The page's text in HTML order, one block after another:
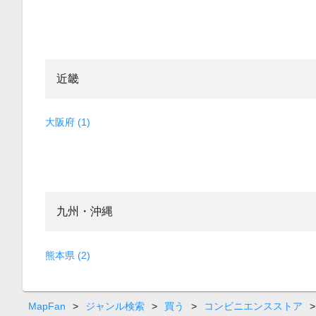
近畿
大阪府 (1)
九州・沖縄
熊本県 (2)
MapFan > ジャンル検索 > 買う > コンビニエンスストア >